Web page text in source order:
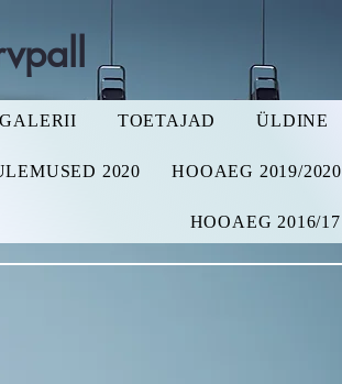
GALERII TOETAJAD ÜLDINE
2020 HOOAEG 2019/2020
HOOAEG 2016/17